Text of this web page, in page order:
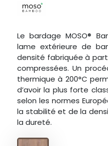
Le bardage MOSO®
lame extérieure de
densité fabriquée à
compressées. Un
thermique à 200°C
d’avoir la plus forte
selon les normes
la stabilité et de la
la dureté.